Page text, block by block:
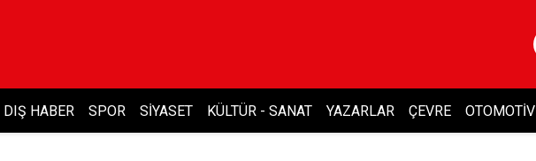
DIŞ HABER SPOR SIYASET KÜLTÜR - SANAT YAZARLAR ÇEVRE OTOMOTIV